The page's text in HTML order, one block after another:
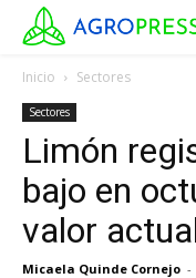
Inicio Sectores
Sectores
Limón
bajo en
valor
Micaela Quinde Cornejo -